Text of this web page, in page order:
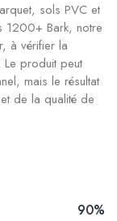
sols PVC et
1200+ Bark, notre
à vérifier la
Le produit peut
mais le résultat
de la qualité de
90%